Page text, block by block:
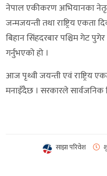
नेपाल एकीकरण अभियानका
जन्मजयन्ती तथा राष्ट्रिय एकता
बिहान सिंहदरबार पश्चिम गेट
गर्नुभएको हो ।
आज पृथ्वी जयन्ती एवं राष्ट्रिय
मनाइँदैछ । सरकारले सार्वजनिक
साझा परिवेश